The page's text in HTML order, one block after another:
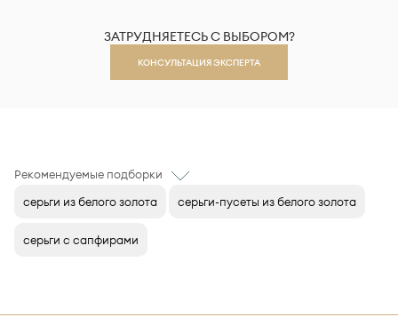
ЗАТРУДНЯЕТЕСЬ С ВЫБОРОМ?
КОНСУЛЬТАЦИЯ ЭКСПЕРТА
Рекомендуемые подборки
серьги из белого золота
серьги-пусеты из белого золота
серьги с сапфирами